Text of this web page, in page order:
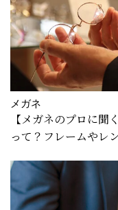
メガネ
【メガネのプロに
って？フレームやレ